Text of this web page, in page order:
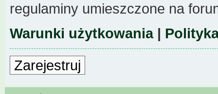
regulaminy umieszczone na
Warunki użytkowania|
Zarejestruj